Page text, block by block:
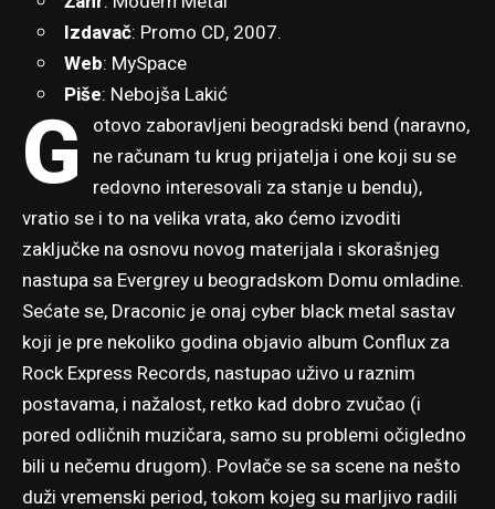
Izdavač: Promo CD, 2007.
Web: MySpace
Piše: Nebojša Lakić
G otovo zaboravljeni beogradski bend (naravno,
ne računam tu krug prijatelja i one koji su se
redovno interesovali za stanje u bendu),
vratio se i to na velika vrata, ako ćemo izvoditi
zaključke na osnovu novog materijala i skorašnjeg
nastupa sa Evergrey u beogradskom Domu omladine.
Sećate se, Draconic je onaj cyber black metal sastav
koji je pre nekoliko godina objavio album Conflux za
Rock Express Records, nastupao uživo u raznim
postavama, i nažalost, retko kad dobro zvučao (i
pored odličnih muzičara, samo su problemi očigledno
bili u nečemu drugom). Povlače se sa scene na nešto
duži vremenski period, tokom kojeg su marljivo radili